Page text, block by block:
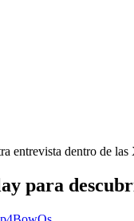
entrevista dentro de
para